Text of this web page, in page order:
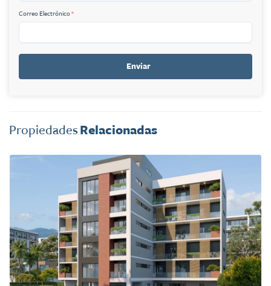
Correo Electrónico*
Enviar
Propiedades Relacionadas